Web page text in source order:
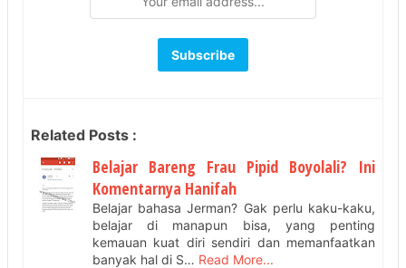
Related Posts :
Belajar Bareng Frau Pipid Boyolali? Ini
Komentarnya Hanifah
Belajar bahasa Jerman? Gak perlu kaku-kaku,
belajar di manapun bisa, yang penting
kemauan kuat diri sendiri dan memanfaatkan
banyak hal di S… Read More...